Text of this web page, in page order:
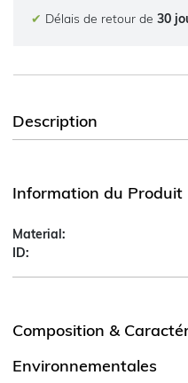
✔ Délais de retour de 30
Description
Information du Produit
Material:
ID:
Composition &
Environnementales